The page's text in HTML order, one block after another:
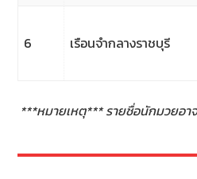
6 เรือนจำกลางราชบุรี
***หมายเหตุ*** รายชื่อนักมวยอา